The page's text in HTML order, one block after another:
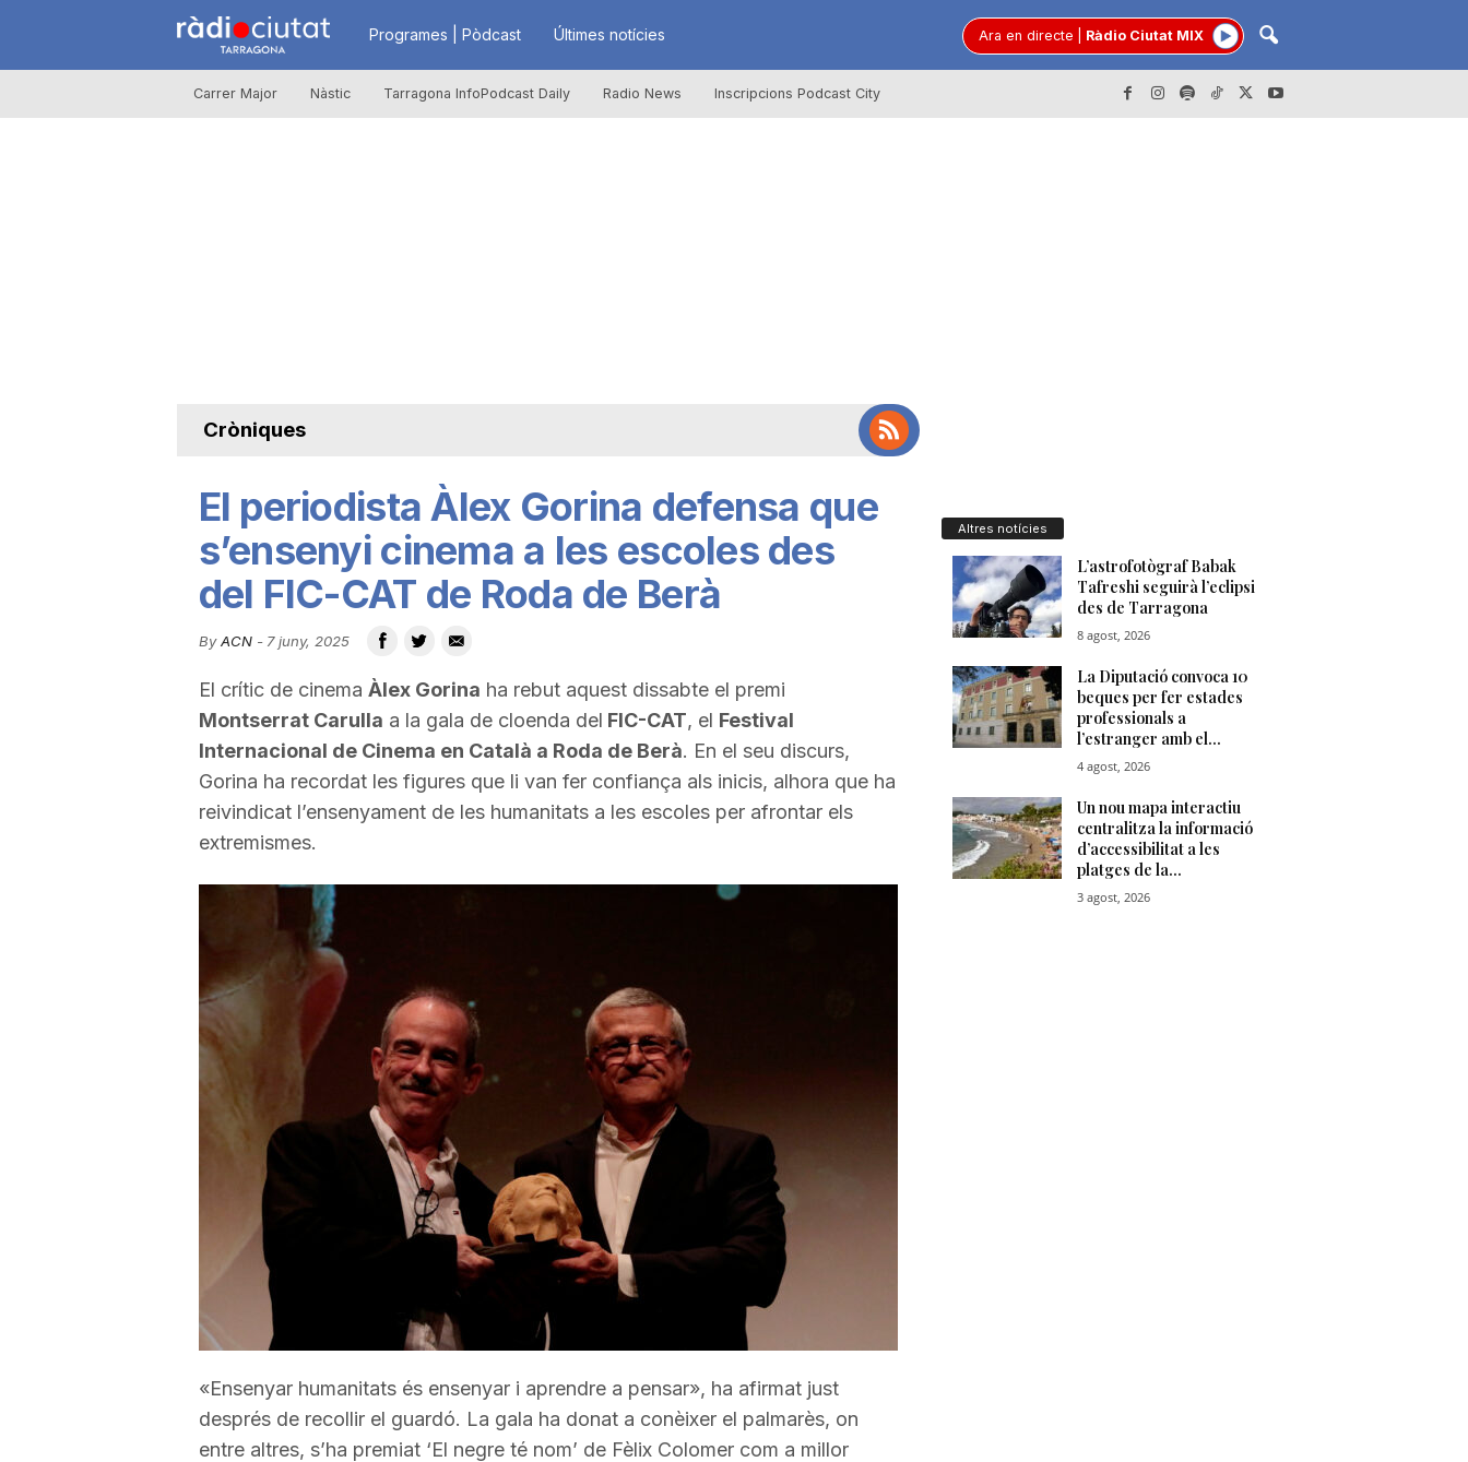
R
à
u
t
t
T
a
n
Programes | Pòdcast Últimes notícies Ara en directe Ràdio Ciutat MIX
Carrer Major Nàstic Tarragona InfoPodcast Daily Radio News Inscripcions Podcast City
Cròniques
El periodista Àlex Gorina defensa que
s’ensenyi cinema a les escoles des
del FIC-CAT de Roda de Berà
By ACN- 7 juny, 2025
El crític de cinema Àlex Gorina ha rebut aquest dissabte el premi
Montserrat Carulla a la gala de cloenda del FIC-CAT, el Festival
Internacional de Cinema en Català a Roda de Berà. En el seu discurs,
Gorina ha recordat les figures que li van fer confiança als inicis, alhora que ha
reivindicat l’ensenyament de les humanitats a les escoles per afrontar els
extremismes.
«Ensenyar humanitats és ensenyar i aprendre a pensar», ha afirmat just
després de recollir el guardó. La gala ha donat a conèixer el palmarès, on
entre altres, s’ha premiat ‘El negre té nom’ de Fèlix Colomer com a millor
Altres notícies